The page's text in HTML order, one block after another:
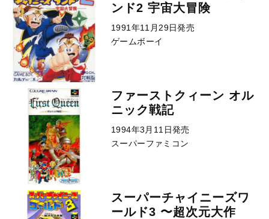
ンド2 宇宙大冒険
1991年11月29日発売
ゲームボーイ
ファーストクィーン オル
ニック戦記
1994年3月11日発売
スーパーファミコン
スーパーチャイニーズワ
ールド3 〜超次元大作